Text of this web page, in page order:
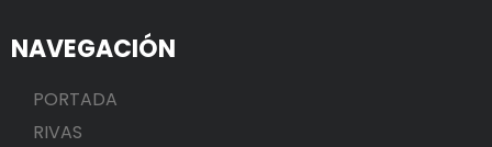
NAVEGACIÓN
PORTADA
RIVAS